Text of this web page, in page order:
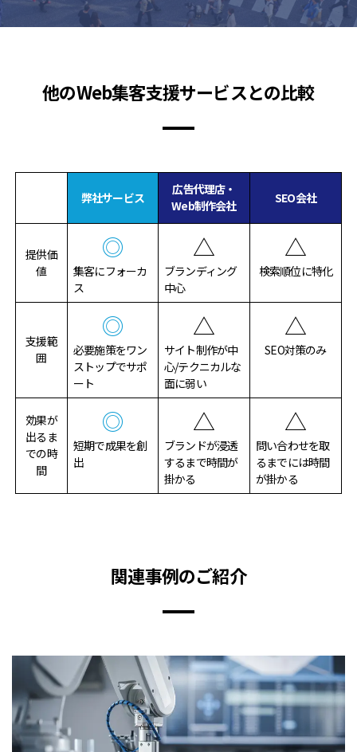
他のWeb集客支援サービスとの比較
弊社サービス
広告代理店・
Web制作会社
SEO会社
提供価
値
◎
集客にフォーカ
ス
△
ブランディング
中心
△
検索順位に特化
支援範
囲
◎
必要施策をワン
ストップでサポ
ート
△
サイト制作が中
心/テクニカルな
面に弱い
△
SEO対策のみ
効果が
出るま
での時
間
◎
短期で成果を創
出
△
ブランドが浸透
するまで時間が
掛かる
△
問い合わせを取
るまでには時間
が掛かる
関連事例のご紹介